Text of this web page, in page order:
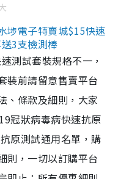
埗電子特賣城$15快速
3支檢測棒
測試套裝規格不一，
裝前請留意售賣平台
、條款及細則，大家
冠狀病毒病快速抗原
原測試通用名單，購
則，一切以訂購平台